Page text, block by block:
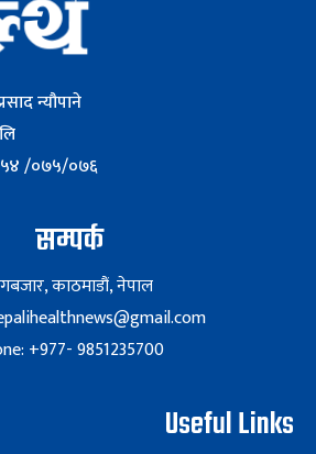
न्यौपाने
/०७५/०७६
सम्पर्क
काठमाडौं, नेपाल
+977- 9851235700
Useful Links